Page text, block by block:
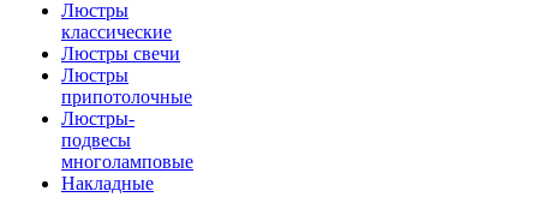
Люстры
классические
Люстры свечи
Люстры
припотолочные
Люстры-
подвесы
многоламповые
Накладные